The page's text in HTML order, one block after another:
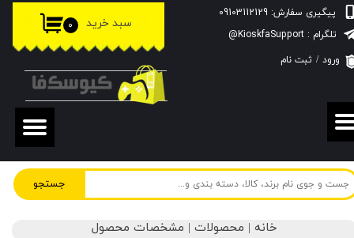
جستجو
پیگیری سفارش: 09103112129
۰ سبد خرید
ورود / ثبت نام
حساب کاربری من
تغییر گذر واژه
سفارشات
خروج از حساب کاربری
تلگرام : KioskfaSupport@
خانه | محصولات | مشخصات محصول